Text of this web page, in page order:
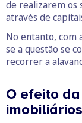
de realizarem os
através de
No entanto, com
se a questão se
recorrer a
O efeito
imobiliários